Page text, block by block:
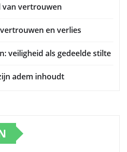
van vertrouwen
en verlies
veiligheid als gedeelde stilte
adem inhoudt